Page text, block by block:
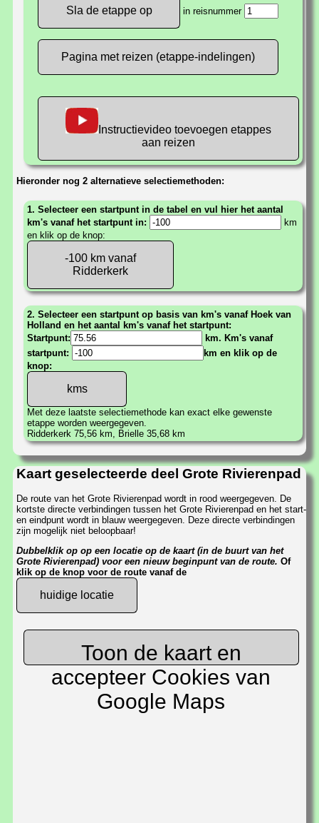
in reisnummer
Pagina met reizen (etappe-indelingen)
Instructievideo toevoegen etappes
aan reizen
Hieronder nog 2 alternatieve selectiemethoden:
1. Selecteer een startpunt in de tabel en vul hier het aantal
km's vanaf het startpunt in:
km
en klik op de knop:
-100 km vanaf
Ridderkerk
2. Selecteer een startpunt op basis van km's vanaf Hoek van
Holland en het aantal km's vanaf het startpunt:
Startpunt:
km. Km's vanaf
startpunt:
km en klik op de
knop:
Met deze laatste selectiemethode kan exact elke gewenste
etappe worden weergegeven.
Ridderkerk 75,56 km, Brielle 35,68 km
Kaart geselecteerde deel Grote Rivierenpad
De route van het Grote Rivierenpad wordt in rood weergegeven. De
kortste directe verbindingen tussen het Grote Rivierenpad en het start-
en eindpunt wordt in blauw weergegeven. Deze directe verbindingen
zijn mogelijk niet beloopbaar!
Dubbelklik op op een locatie op de kaart (in de buurt van het
Grote Rivierenpad) voor een nieuw beginpunt van de route. Of
klik op de knop voor de route vanaf de
huidige locatie
Toon de kaart en
accepteer Cookies van
Google Maps